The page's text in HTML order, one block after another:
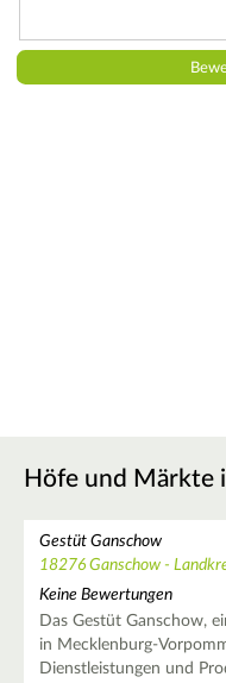
Höfe und Märkte
Gestüt Ganschow
18276 Ganschow -
Keine Bewertungen
Das Gestüt Ganschow,
in Mecklenburg-
Dienstleistungen und